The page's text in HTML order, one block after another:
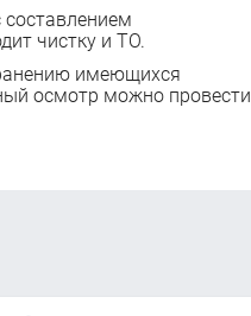
чистку и ТО.
имеющихся
осмотр можно провести